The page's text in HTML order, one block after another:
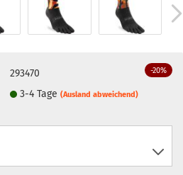
-20%
293470
3-4 Tage(Ausland abweichend)